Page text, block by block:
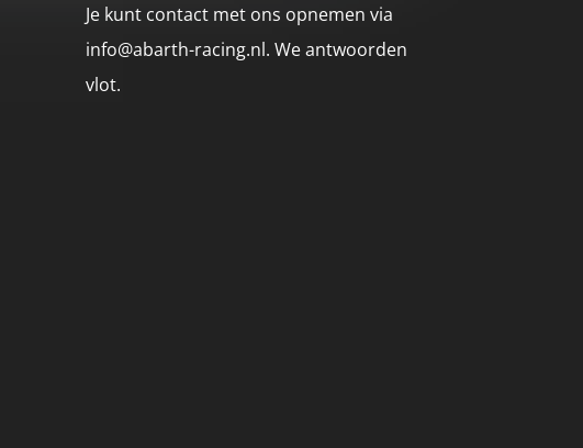
Je kunt contact met ons opnemen via
info@abarth-racing.nl. We antwoorden
vlot.